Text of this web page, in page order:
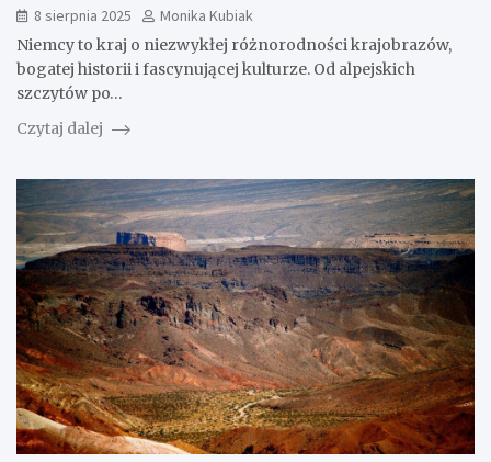
8 sierpnia 2025
Monika Kubiak
Niemcy to kraj o niezwykłej różnorodności krajobrazów,
bogatej historii i fascynującej kulturze. Od alpejskich
szczytów po…
Czytaj dalej